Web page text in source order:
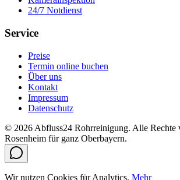
24/7 Notdienst
Service
Preise
Termin online buchen
Über uns
Kontakt
Impressum
Datenschutz
© 2026 Abfluss24 Rohrreinigung. Alle Rechte
Rosenheim für ganz Oberbayern.
Wir nutzen Cookies für Analytics. Mehr